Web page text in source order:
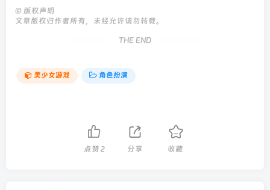
© 版权声明
文章版权归作者所有，未经允许请勿转载。
THE END
美少女游戏 角色扮演
点赞 2 分享 收藏